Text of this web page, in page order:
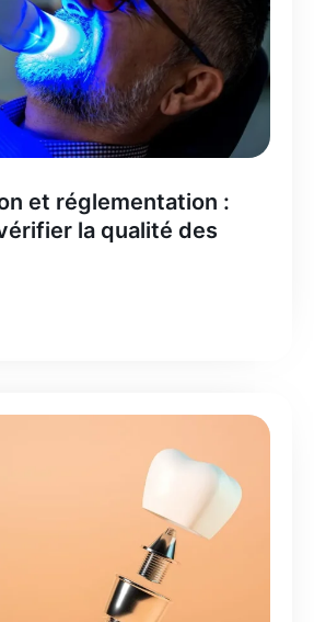
et réglementation :
la qualité des